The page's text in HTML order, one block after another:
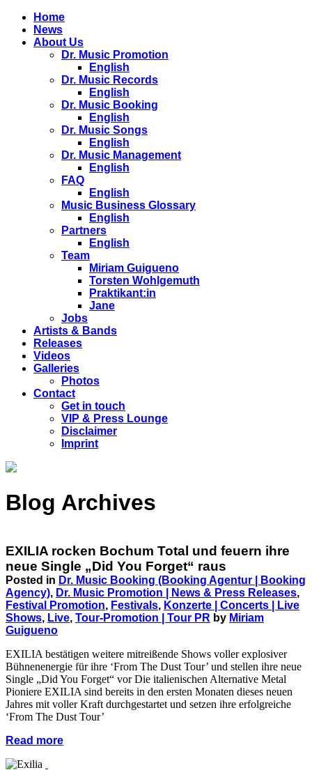
Home
News
About Us
Dr. Music Promotion
English
Dr. Music Records
English
Dr. Music Booking
English
Dr. Music Songs
English
Dr. Music Management
English
FAQ
English
Music Business Glossary
English
Partners
English
Team
Miriam Guigueno
Torsten Wohlgemuth
Praktikant:in
Jane
Jobs
Artists & Bands
Releases
Videos
Galleries
Photos
Contact
Get in touch
VIP & Press Lounge
Disclaimer
Imprint
Blog Archives
EXILIA rocken Bochum Total und feuern ihre
neue Single „Did You Forget“ raus
Posted in Dr. Music Booking (Booking Agentur | Booking
Agency), Dr. Music Promotion | News & Press Releases,
Festival Promotion, Festivals, Konzerte | Concerts | Live
Shows, Live, Tour-Promotion | Tour PR by Miriam
Guigueno
EXILIA bestätigen weitere mitreißende Shows voller explosiver
Bühnenenergie für ihre ‘From The Dust Tour’ und stellen ihre neue
Single „Did You Forget“ vor Die italienischen Alternative Metal
Pioniere EXILIA sind bereits in den ersten Monaten dieses neuen
Jahres mit voller Kraft durchgestartet und setzen ihre erfolgreiche
‘From The Dust Tour’
Read more